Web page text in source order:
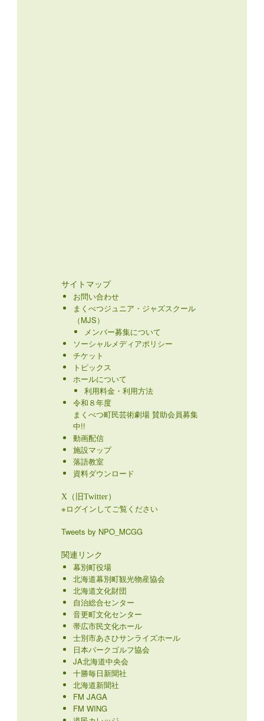
サイトマップ
お問い合わせ
まくべつジュニア・ジャズスクール
（MJS）
メンバー募集について
ソーシャルメディアポリシー
チケット
トピックス
ホールについて
利用料金・利用方法
令和８年度
まくべつ町民芸術劇場 賛助会員募集
中!!
動画配信
施設マップ
落語教室
資料ダウンロード
X（旧Twitter）
※ログインしてご覧ください
Tweets by NPO_MCGG
関連リンク
幕別町役場
北海道幕別町観光物産協会
北海道文化財団
自治総合センター
音更町文化センター
帯広市民文化ホール
士別市あさひサンライズホール
日本パークゴルフ協会
JA北海道中央会
十勝毎日新聞社
北海道新聞社
FM JAGA
FM WING